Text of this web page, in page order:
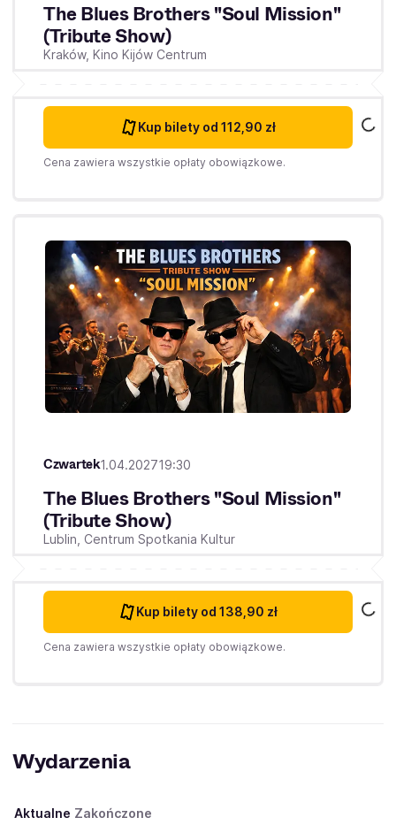
The Blues Brothers "Soul Mission"
(Tribute Show)
Kraków, Kino Kijów Centrum
Kup bilety od 112,90 zł
Cena zawiera wszystkie opłaty obowiązkowe.
Czwartek1.04.202719:30
The Blues Brothers "Soul Mission"
(Tribute Show)
Lublin, Centrum Spotkania Kultur
Kup bilety od 138,90 zł
Cena zawiera wszystkie opłaty obowiązkowe.
Wydarzenia
Aktualne Zakończone